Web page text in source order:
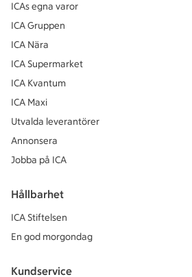
ICAs egna varor
ICA Gruppen
ICA Nära
ICA Supermarket
ICA Kvantum
ICA Maxi
Utvalda leverantörer
Annonsera
Jobba på ICA
Hållbarhet
ICA Stiftelsen
En god morgondag
Kundservice